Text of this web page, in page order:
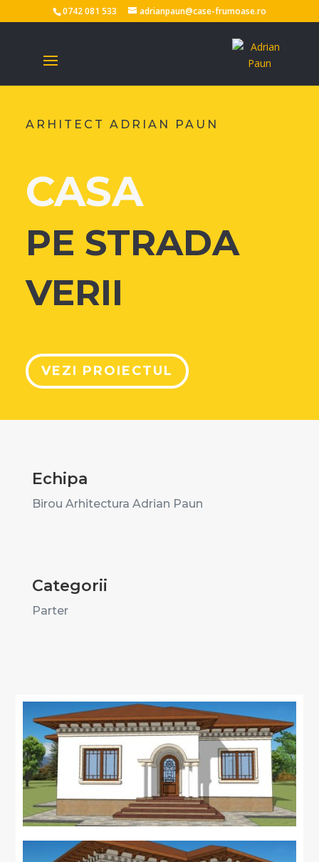
0742 081 533 adrianpaun@case-frumoase.ro
ARHITECT ADRIAN PAUN
CASA
PE STRADA
VERII
VEZI PROIECTUL
Echipa
Birou Arhitectura Adrian Paun
Categorii
Parter